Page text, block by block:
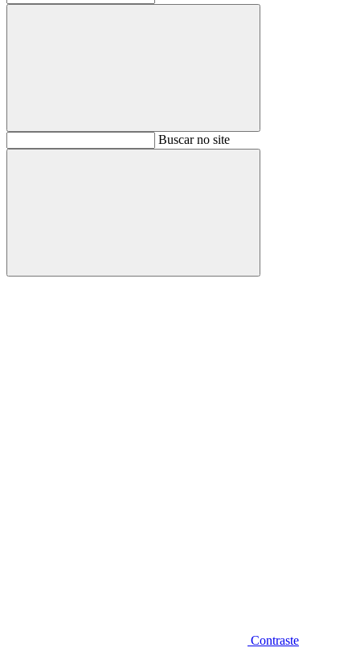
BuscarBuscar no site
Buscar
Contraste